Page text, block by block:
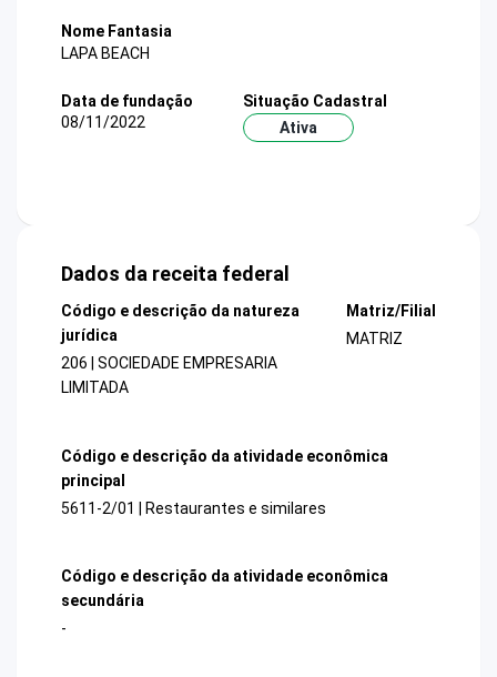
Nome Fantasia
LAPA BEACH
Data de fundação
08/11/2022
Situação Cadastral
Ativa
Dados da receita federal
Código e descrição da natureza
jurídica
206 | SOCIEDADE EMPRESARIA
LIMITADA
Matriz/Filial
MATRIZ
Código e descrição da atividade econômica
principal
5611-2/01 | Restaurantes e similares
Código e descrição da atividade econômica
secundária
-